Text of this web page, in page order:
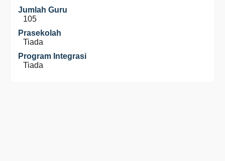
Jumlah Guru
105
Prasekolah
Tiada
Program Integrasi
Tiada